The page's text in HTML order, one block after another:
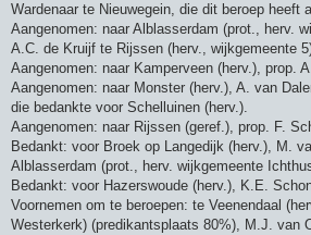
Wardenaar te Nieuwegein, die dit beroep heeft
Aangenomen: naar Alblasserdam (prot., herv.
A.C. de Kruijf te Rijssen (herv., wijkgemeente
Aangenomen: naar Kamperveen (herv.), prop.
Aangenomen: naar Monster (herv.), A. van
die bedankte voor Schelluinen (herv.).
Aangenomen: naar Rijssen (geref.), prop. F.
Bedankt: voor Broek op Langedijk (herv.), M.
Alblasserdam (prot., herv. wijkgemeente
Bedankt: voor Hazerswoude (herv.), K.E.
Voornemen om te beroepen: te Veenendaal
Westerkerk) (predikantsplaats 80%), M.J. van